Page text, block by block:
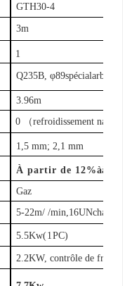
GTH30-4
3m
1
Q235B, φ89spécialarbre
3.96m
0 （refroidissement naturel)
1,5 mm; 2,1 mm
À partir de 12%àà
Gaz
5-22m/ /min,16UNchaîne
5.5Kw(1PC)
2.2KW, contrôle de